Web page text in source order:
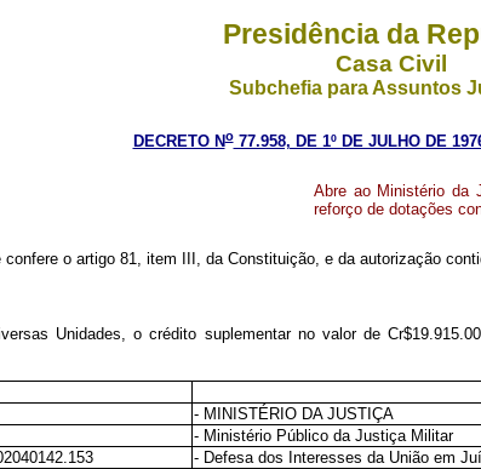
Presidência da
Casa Civil
Subchefia para Assuntos
DECRETO No77.958, DE 1º DE JULHO DE
Abre ao Ministério da
reforço de dotações
o artigo 81, item III, da Constituição, e da autorização
Unidades, o crédito suplementar no valor de
- MINISTÉRIO DA JUSTIÇA
- Ministério Público da Justiça Militar
- Defesa dos Interesses da União em